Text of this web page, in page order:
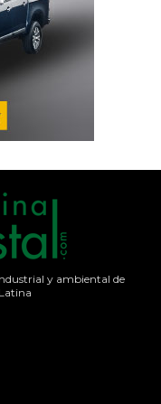
y ambiental de